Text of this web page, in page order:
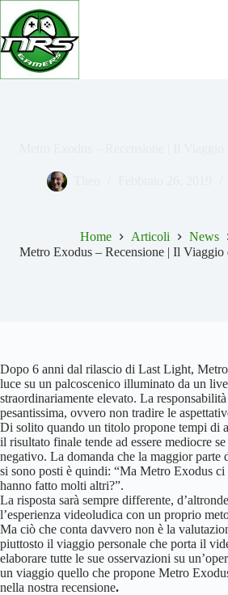
Salta
contenuto
Home Articoli
News
Metro Exodus – Recensione | Il Viaggio
Dopo 6 anni dal rilascio di Last Light,
luce su un palcoscenico illuminato da un
straordinariamente elevato. La
pesantissima, ovvero non tradire le
Di solito quando un titolo propone tempi di
il risultato finale tende ad essere mediocre
negativo. La domanda che la maggior parte
si sono posti è quindi: “Ma Metro Exodus ci
hanno fatto molti altri?”.
La risposta sarà sempre differente,
l’esperienza videoludica con un proprio
Ma ciò che conta davvero non è la
piuttosto il viaggio personale che porta il
elaborare tutte le sue osservazioni su
un viaggio quello che propone Metro
nella nostra recensione.